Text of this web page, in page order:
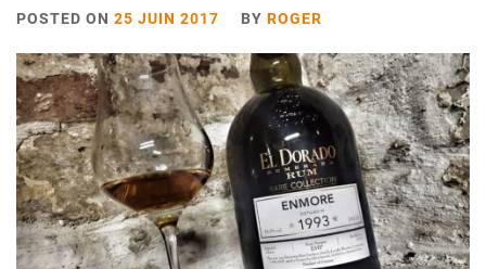
POSTED ON 25 JUIN 2017 BY ROGER